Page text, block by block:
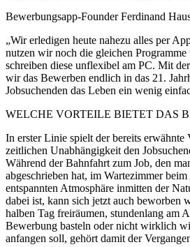
Bewerbungsapp-Founder Ferdinand
„Wir erledigen heute nahezu alles per
nutzen wir noch die gleichen
schreiben diese unflexibel am PC. Mit
wir das Bewerben endlich in das 21.
Jobsuchenden das Leben ein wenig
WELCHE VORTEILE BIETET DAS
In erster Linie spielt der bereits erwähnte
zeitlichen Unabhängigkeit den
Während der Bahnfahrt zum Job, den
abgeschrieben hat, im Wartezimmer
entspannten Atmosphäre inmitten der
dabei ist, kann sich jetzt auch beworben
halben Tag freiräumen, stundenlang am
Bewerbung basteln oder nicht wirklich
anfangen soll, gehört damit der